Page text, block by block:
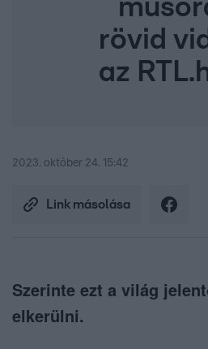
rövid
az
2023. október 24. 15:42
Link másolása
Szerinte ezt a világ
elkerülni.